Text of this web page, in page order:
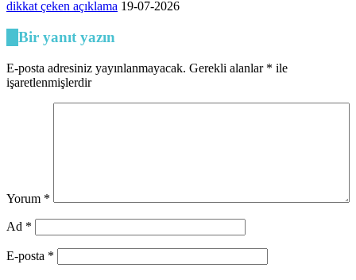
dikkat çeken açıklama 19-07-2026
Bir yanıt yazın
E-posta adresiniz yayınlanmayacak. Gerekli alanlar * ile
işaretlenmişlerdir
Yorum *
Ad *
E-posta *